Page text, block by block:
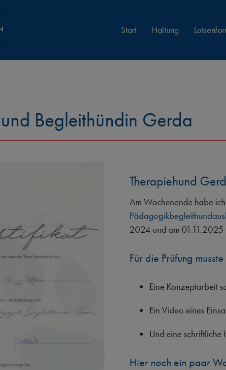
Start Haltung
Begleithündin Gerda
Therapiehund
Am Wochenende habe
2024 und am 01.11.2025
Für die Prüfung
Eine Konzeptarbeit
Ein Video eines
Und eine schriftliche
Hier noch ein paar